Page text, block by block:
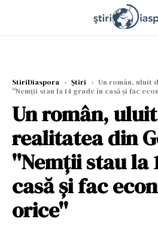
StiriDiaspora › Știri › Un român, uluit
''Nemții stau la 14 grade în casă și fac
Un român,
realitatea din
''Nemții stau la
casă și fac
orice''